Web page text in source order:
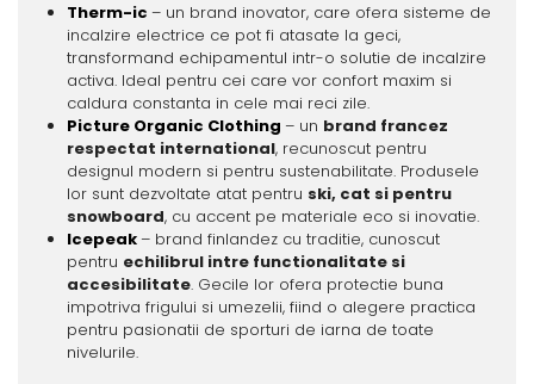
Therm-ic – un brand inovator, care ofera sisteme de
incalzire electrice ce pot fi atasate la geci,
transformand echipamentul intr-o solutie de incalzire
activa. Ideal pentru cei care vor confort maxim si
caldura constanta in cele mai reci zile.
Picture Organic Clothing – un brand francez
respectat international, recunoscut pentru
designul modern si pentru sustenabilitate. Produsele
lor sunt dezvoltate atat pentru ski, cat si pentru
snowboard, cu accent pe materiale eco si inovatie.
Icepeak– brand finlandez cu traditie, cunoscut
pentru echilibrul intre functionalitate si
accesibilitate. Gecile lor ofera protectie buna
impotriva frigului si umezelii, fiind o alegere practica
pentru pasionatii de sporturi de iarna de toate
nivelurile.